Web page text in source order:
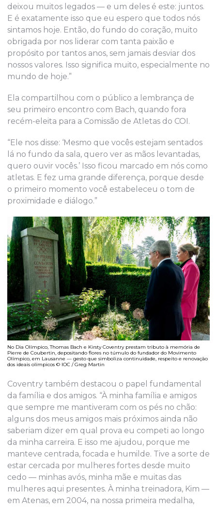
deixou muitos legados — e um deles é este: juntos.
E é exatamente isso que eu espero que todos nós
sintamos hoje. Então, do fundo do coração, muito
obrigada por nos liderar com tanta paixão e
propósito por tantos anos, sem jamais desviar dos
nossos valores. Isso significa muito, especialmente no
mundo de hoje.”
Ela compartilhou com o público a lembrança de
seu primeiro encontro com Bach, quando fora
recém-eleita para a Comissão de Atletas do COI.
“Ele nos disse: ‘Mesmo que vocês estejam sentados
lá no fundo da sala, quero ver as mãos levantadas,
quero ouvir vocês.’ Isso ficou marcado em nós como
atletas. E fez uma grande diferença, porque desde
o primeiro momento você estabeleceu o tom de
proximidade e diálogo.”
No Dia Olímpico, Thomas Bach e Kirsty Coventry prestam tributo à memória de
Pierre de Coubertin, depositando flores no túmulo do fundador do Movimento
Olímpico, em Lausanne — gesto que simboliza continuidade, respeito e renovação
dos ideais olímpicos © IOC / Greg Martin
Coventry também destacou o papel fundamental
da família e dos amigos. “À minha família e amigos
que sempre me mantiveram com os pés no chão:
alguns dos meus amigos mais próximos ainda não
saberiam dizer em qual prova eu competi ao longo
da minha carreira. E isso me ajudou, porque me
manteve centrada, focada e humilde. Tive a sorte de
estar cercada por mulheres fortes desde muito
cedo — minhas avós, minha mãe e muitas das
mulheres aqui presentes. À minha treinadora, Kim —
em Atenas, em 2004, na nossa primeira medalha,